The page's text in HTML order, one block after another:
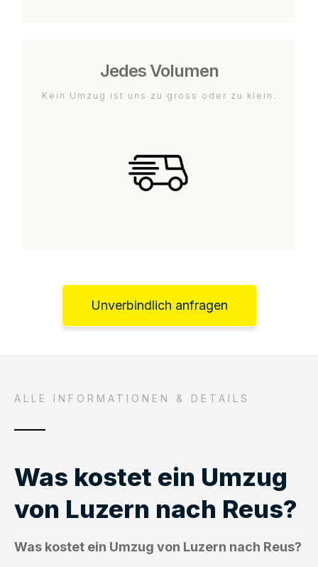
Jedes Volumen
Kein Umzug ist uns zu gross oder zu klein.
Unverbindlich anfragen
ALLE INFORMATIONEN & DETAILS
Was kostet ein Umzug
von Luzern nach Reus?
Was kostet ein Umzug von Luzern nach Reus?